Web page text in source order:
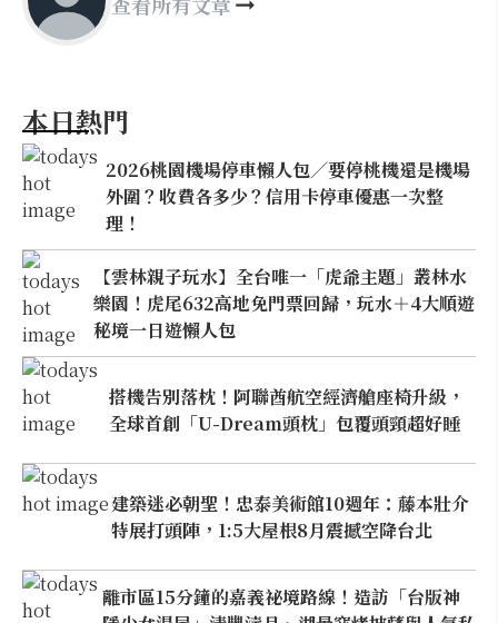
本日熱門
2026桃園機場停車懶人包／要停桃機還是機場
外圍？收費各多少？信用卡停車優惠一次整
理！
【雲林親子玩水】全台唯一「虎爺主題」叢林水
樂園！虎尾632高地免門票回歸，玩水＋4大順遊
秘境一日遊懶人包
搭機告別落枕！阿聯酋航空經濟艙座椅升級，
全球首創「U-Dream頭枕」包覆頭頸超好睡
建築迷必朝聖！忠泰美術館10週年：藤本壯介
特展打頭陣，1:5大屋根8月震撼空降台北
離市區15分鐘的嘉義祕境路線！造訪「台版神